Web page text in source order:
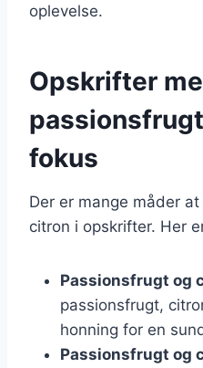
oplevelse.
Opskrifter
fokus
Der er mange måder
citron i opskrifter. Her
Passionsfrugt og
passionsfrugt,
honning for en
Passionsfrugt og